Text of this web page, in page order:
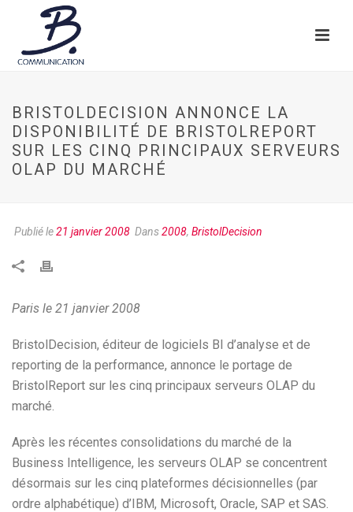
BRISTOLDECISION ANNONCE LA
DISPONIBILITÉ DE BRISTOLREPORT
SUR LES CINQ PRINCIPAUX SERVEURS
OLAP DU MARCHÉ
Publié le21 janvier 2008 Dans2008, BristolDecision
Paris le 21 janvier 2008
BristolDecision, éditeur de logiciels BI d’analyse et de
reporting de la performance, annonce le portage de
BristolReport sur les cinq principaux serveurs OLAP du
marché.
Après les récentes consolidations du marché de la
Business Intelligence, les serveurs OLAP se concentrent
désormais sur les cinq plateformes décisionnelles (par
ordre alphabétique) d’IBM, Microsoft, Oracle, SAP et SAS.